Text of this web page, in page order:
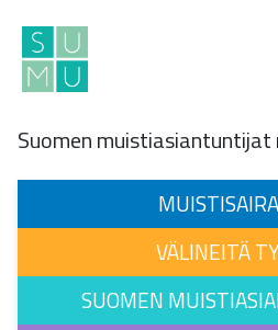
Main Navigation
Suomen muistiasiantuntijat
VÄLINEITÄ
SUOMEN